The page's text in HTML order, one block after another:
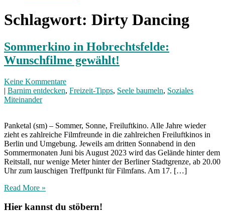
Schlagwort: Dirty Dancing
Sommerkino in Hobrechtsfelde:
Wunschfilme gewählt!
Keine Kommentare
| Barnim entdecken, Freizeit-Tipps, Seele baumeln, Soziales
Miteinander
Panketal (sm) – Sommer, Sonne, Freiluftkino. Alle Jahre wieder
zieht es zahlreiche Filmfreunde in die zahlreichen Freiluftkinos in
Berlin und Umgebung. Jeweils am dritten Sonnabend in den
Sommermonaten Juni bis August 2023 wird das Gelände hinter dem
Reitstall, nur wenige Meter hinter der Berliner Stadtgrenze, ab 20.00
Uhr zum lauschigen Treffpunkt für Filmfans. Am 17. […]
Read More »
Hier kannst du stöbern!